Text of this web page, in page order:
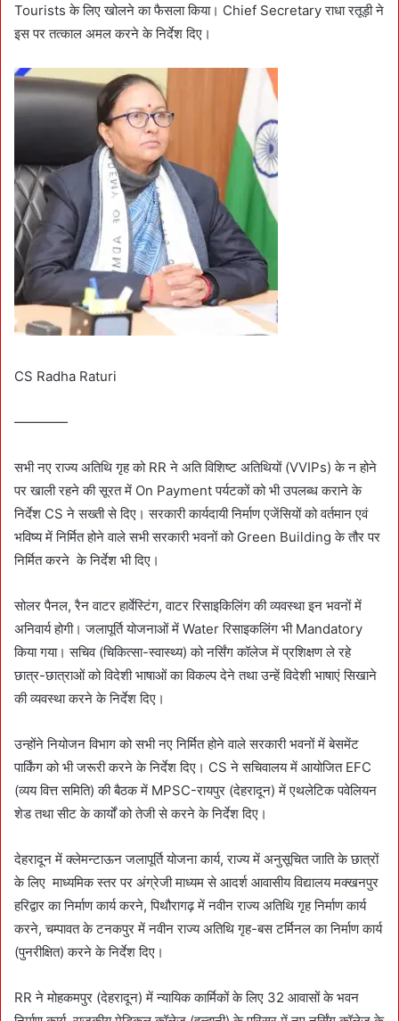
Tourists के लिए खोलने का फैसला किया। Chief Secretary राधा रतूड़ी ने
इस पर तत्काल अमल करने के निर्देश दिए।
CS Radha Raturi
————
सभी नए राज्य अतिथि गृह को RR ने अति विशिष्ट अतिथियों (VVIPs) के न होने
पर खाली रहने की सूरत में On Payment पर्यटकों को भी उपलब्ध कराने के
निर्देश CS ने सख्ती से दिए। सरकारी कार्यदायी निर्माण एजेंसियों को वर्तमान एवं
भविष्य में निर्मित होने वाले सभी सरकारी भवनों को Green Building के तौर पर
निर्मित करने के निर्देश भी दिए।
सोलर पैनल, रैन वाटर हार्वेस्टिंग, वाटर रिसाइकिलिंग की व्यवस्था इन भवनों में
अनिवार्य होगी। जलापूर्ति योजनाओं में Water रिसाइकलिंग भी Mandatory
किया गया। सचिव (चिकित्सा-स्वास्थ्य) को नर्सिंग कॉलेज में प्रशिक्षण ले रहे
छात्र-छात्राओं को विदेशी भाषाओं का विकल्प देने तथा उन्हें विदेशी भाषाएं सिखाने
की व्यवस्था करने के निर्देश दिए।
उन्होंने नियोजन विभाग को सभी नए निर्मित होने वाले सरकारी भवनों में बेसमेंट
पार्किंग को भी जरूरी करने के निर्देश दिए। CS ने सचिवालय में आयोजित EFC
(व्यय वित्त समिति) की बैठक में MPSC-रायपुर (देहरादून) में एथलेटिक पवेलियन
शेड तथा सीट के कार्यों को तेजी से करने के निर्देश दिए।
देहरादून में क्लेमन्टाऊन जलापूर्ति योजना कार्य, राज्य में अनुसूचित जाति के छात्रों
के लिए माध्यमिक स्तर पर अंग्रेजी माध्यम से आदर्श आवासीय विद्यालय मक्खनपुर
हरिद्वार का निर्माण कार्य करने, पिथौरागढ़ में नवीन राज्य अतिथि गृह निर्माण कार्य
करने, चम्पावत के टनकपुर में नवीन राज्य अतिथि गृह-बस टर्मिनल का निर्माण कार्य
(पुनरीक्षित) करने के निर्देश दिए।
RR ने मोहकमपुर (देहरादून) में न्यायिक कार्मिकों के लिए 32 आवासों के भवन